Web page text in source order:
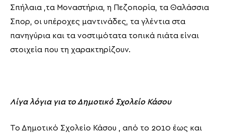
Σπήλαια ,τα Μοναστήρια, η Πεζοπορία, τα Θαλάσσια
Σπορ, οι υπέροχες μαντινάδες, τα γλέντια στα
πανηγύρια και τα νοστιμότατα τοπικά πιάτα είναι
στοιχεία που τη χαρακτηρίζουν.
Λίγα λόγια για το Δημοτικό Σχολείο Κάσου
Το Δημοτικό Σχολείο Κάσου , από το 2010 έως και